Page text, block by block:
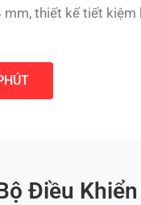
mm, thiết kế tiết kiệm
Điều